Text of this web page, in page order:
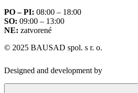
PO – PI: 08:00 – 18:00
SO: 09:00 – 13:00
NE: zatvorené
© 2025 BAUSAD spol. s r. o.
Designed and development by